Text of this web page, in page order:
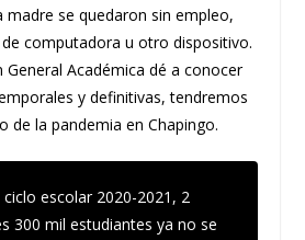
madre se quedaron sin empleo,
computadora u otro dispositivo.
General Académica dé a conocer
y definitivas, tendremos
de la pandemia en Chapingo.
ciclo escolar 2020-2021, 2
300 mil estudiantes ya no se